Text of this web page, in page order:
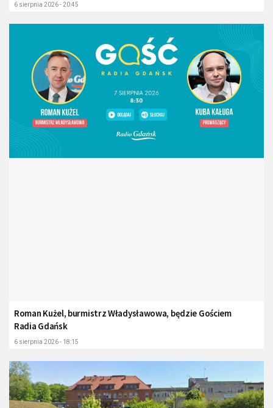
6 sierpnia 2026 - 20:45
Roman Kużel, burmistrz Władysławowa, będzie Gościem
Radia Gdańsk
6 sierpnia 2026 - 18:15